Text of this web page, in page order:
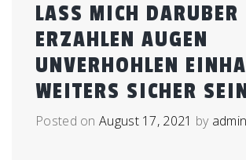
LASS MICH DARUBER
ERZAHLEN AUGEN
UNVERHOHLEN
WEITERS SICHER
Posted onAugust 17, 2021 by admin